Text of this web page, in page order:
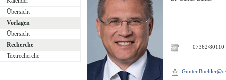
Übersicht
Vorlagen
Übersicht
Recherche
Textrecherche
07362/80110